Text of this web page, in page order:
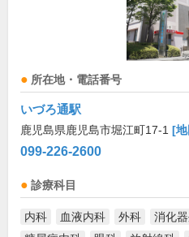
所在地・電話番号
いづろ通駅
鹿児島県鹿児島市堀江町17-1 [
099-226-2600
診療科目
内科 血液内科 外科 消化